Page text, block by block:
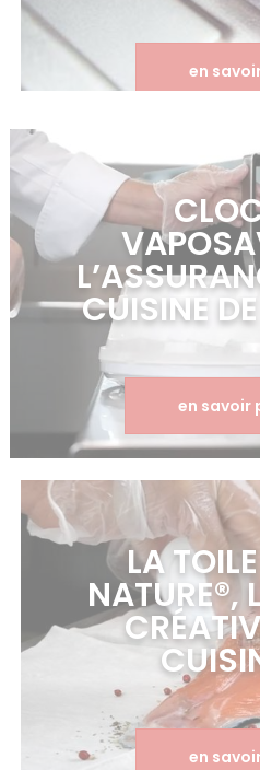
en
CUISINE
en savoir
LA
NATURE®,
en